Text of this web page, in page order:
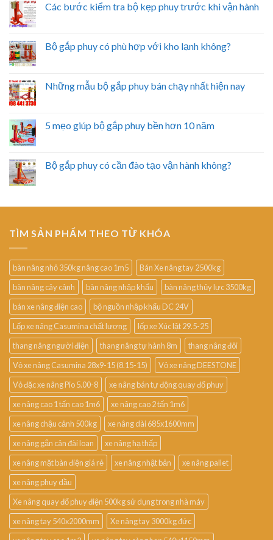
Các bước kiểm tra bộ kẹp phuy trước khi vận hành
Bộ gắp phuy có phù hợp với kho lạnh không?
Những mẫu bộ gắp phuy bán chạy nhất hiện nay
5 mẹo giúp bộ gắp phuy bền hơn 10 năm
Bộ gắp phuy có cần đào tạo vận hành không?
TÌM SẢN PHẨM THEO TỪ KHÓA
bàn nâng nhỏ 350kg nâng cao 1m5
Bán Xe nâng tay 2500kg
bàn nâng cây cảnh
bàn nâng nhập khẩu
bàn nâng thủy lực 3500kg
bán xe nâng điện cao
bộ nguồn nhập khẩu DC 24V
Lốp xe nâng Casumina chất lượng
lốp xe Xúc lật 29.5-25
thang nâng người điện
thang nâng tự hành 8m
thang nâng đôi
Vỏ xe nâng Casumina 28x9-15 (8.15-15)
Vỏ xe nâng DEESTONE
Vỏ đặc xe nâng Pio 5.00-8
xe nâng bán tự động quay đổ phuy
xe nâng cao 1 tấn cao 1m6
xe nâng cao 2 tấn 1m6
xe nâng chậu cảnh 500kg
xe nâng dài 685x1600mm
xe nâng gắn cân đài loan
xe nâng hạ thấp
xe nâng mặt bàn điện giá rẻ
xe nâng nhật bản
xe nâng pallet
xe nâng phuy dầu
Xe nâng quay đổ phuy điện 500kg sử dụng trong nhà máy
xe nâng tay 540x2000mm
Xe nâng tay 3000kg đức